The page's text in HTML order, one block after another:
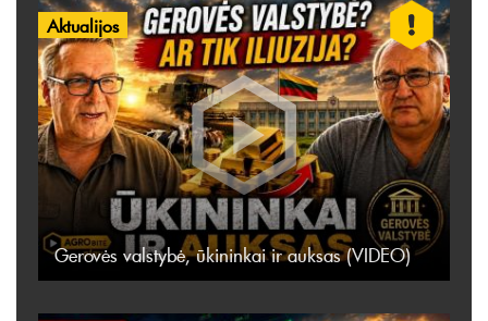
Aktualijos
Gerovės valstybė, ūkininkai ir auksas (VIDEO)